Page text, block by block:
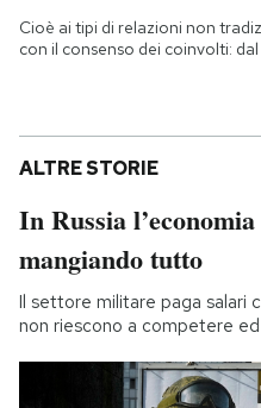
Cioè ai tipi di relazioni non
con il consenso dei coinvolti:
ALTRE STORIE
In Russia
mangiando tutto
Il settore militare paga salari
non riescono a competere